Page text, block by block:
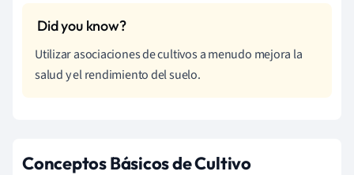
Utilizar asociaciones de cultivos a menudo mejora la
salud y el rendimiento del suelo.
Conceptos Básicos de Cultivo